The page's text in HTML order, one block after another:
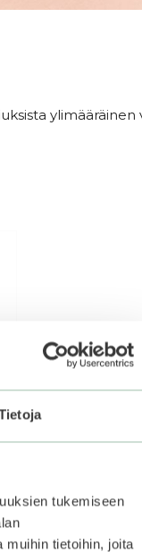
tukemiseen
muihin tietoihin, joita
ylimääräinen